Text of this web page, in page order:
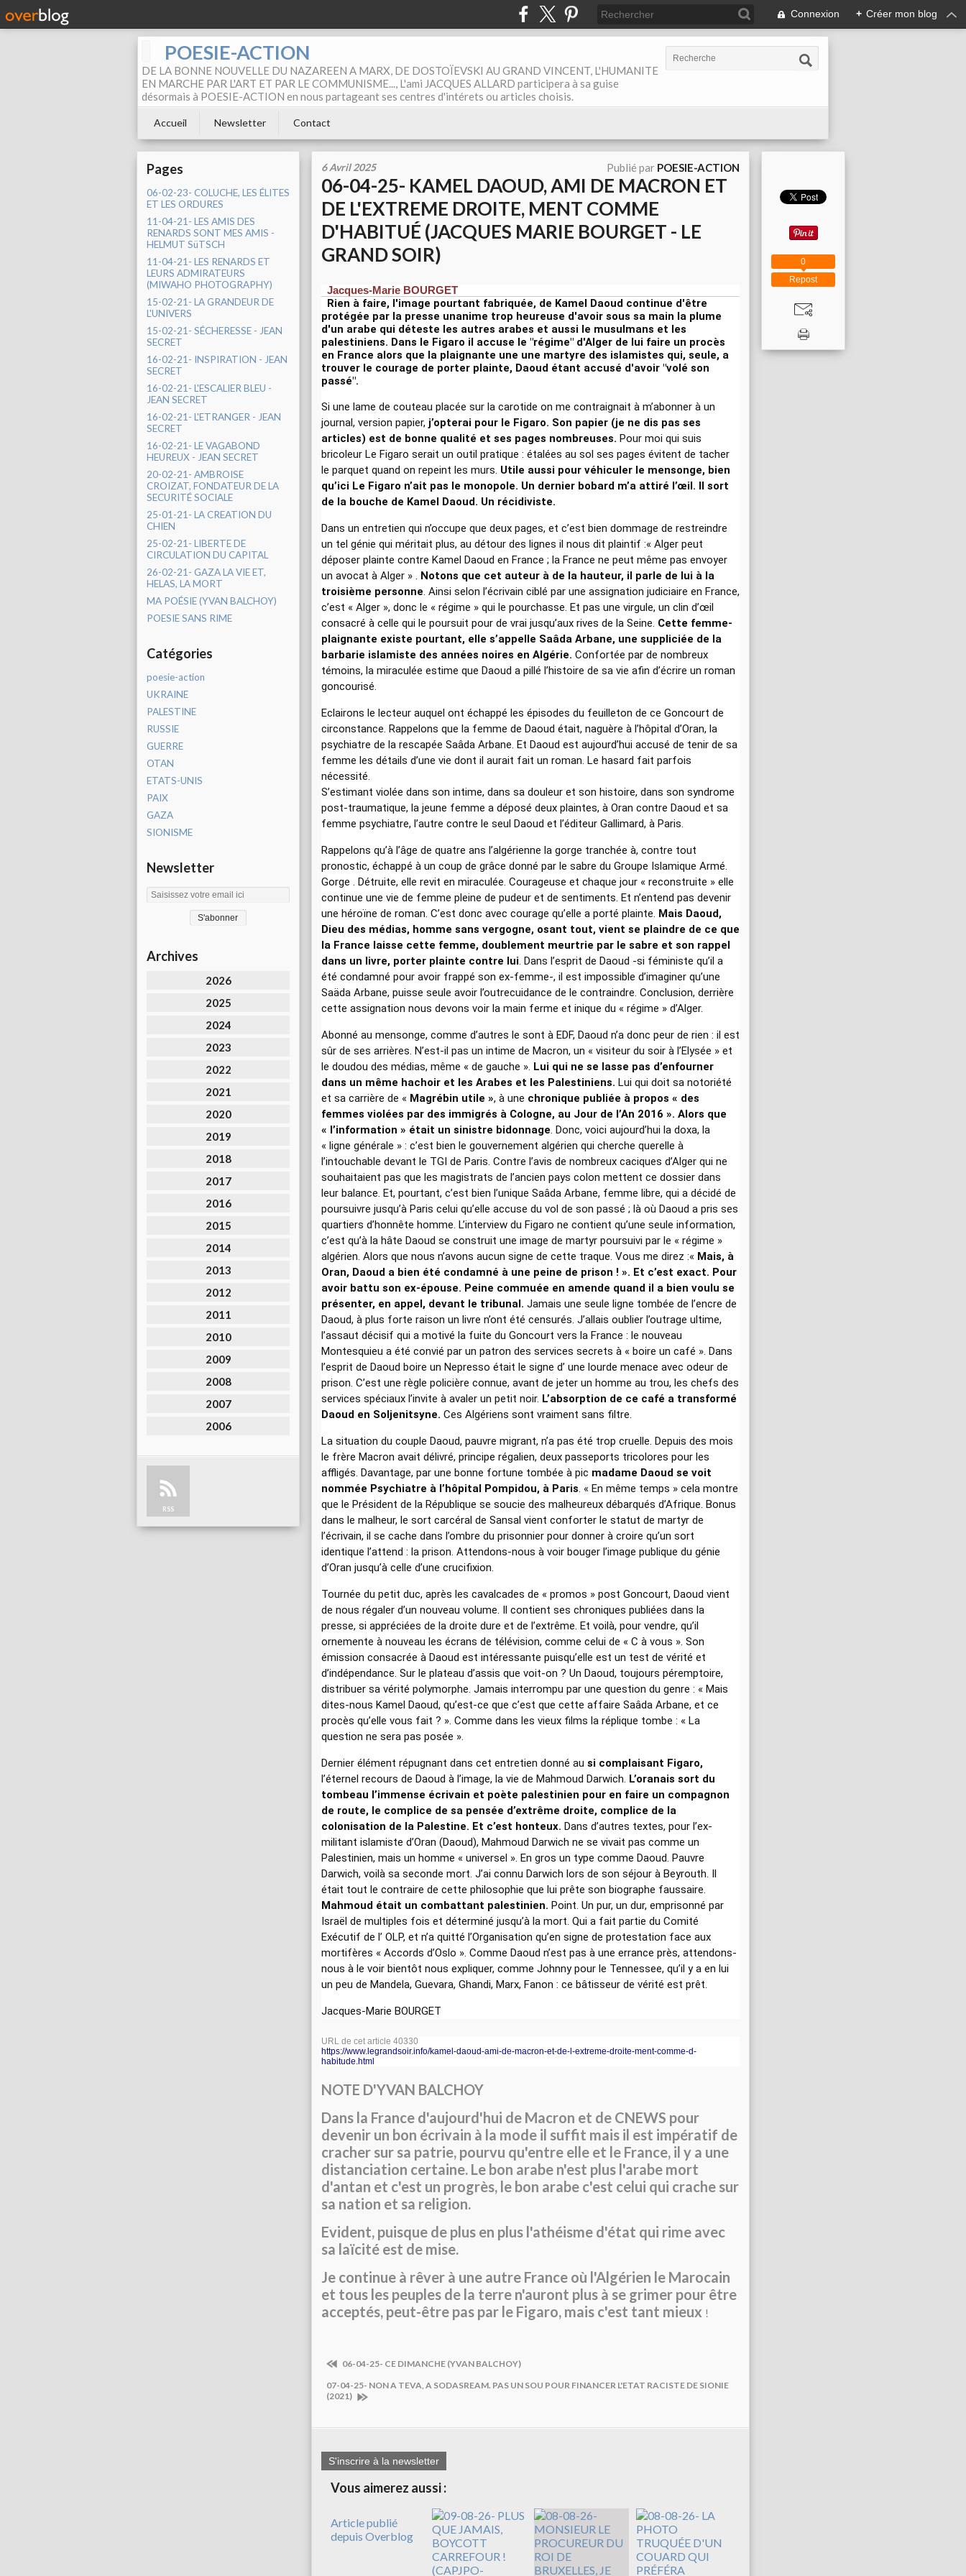
Connexion + Créer mon blog
POESIE-ACTION
DE LA BONNE NOUVELLE DU NAZAREEN A MARX, DE DOSTOÏEVSKI AU GRAND VINCENT, L'HUMANITE
EN MARCHE PAR L'ART ET PAR LE COMMUNISME..., L'ami JACQUES ALLARD participera à sa guise
désormais à POESIE-ACTION en nous partageant ses centres d'intérets ou articles choisis.
Accueil Newsletter Contact
Pages
06-02-23- COLUCHE, LES ÉLITES
ET LES ORDURES
11-04-21- LES AMIS DES
RENARDS SONT MES AMIS -
HELMUT SüTSCH
11-04-21- LES RENARDS ET
LEURS ADMIRATEURS
(MIWAHO PHOTOGRAPHY)
15-02-21- LA GRANDEUR DE
L'UNIVERS
15-02-21- SÉCHERESSE - JEAN
SECRET
16-02-21- INSPIRATION - JEAN
SECRET
16-02-21- L'ESCALIER BLEU -
JEAN SECRET
16-02-21- L'ETRANGER - JEAN
SECRET
16-02-21- LE VAGABOND
HEUREUX - JEAN SECRET
20-02-21- AMBROISE
CROIZAT, FONDATEUR DE LA
SECURITÉ SOCIALE
25-01-21- LA CREATION DU
CHIEN
25-02-21- LIBERTE DE
CIRCULATION DU CAPITAL
26-02-21- GAZA LA VIE ET,
HELAS, LA MORT
MA POÉSIE (YVAN BALCHOY)
POESIE SANS RIME
Catégories
poesie-action
UKRAINE
PALESTINE
RUSSIE
GUERRE
OTAN
ETATS-UNIS
PAIX
GAZA
SIONISME
Newsletter
Archives
2026
2025
2024
2023
2022
2021
2020
2019
2018
2017
2016
2015
2014
2013
2012
2011
2010
2009
2008
2007
2006
RSS
6 Avril 2025 Publié par POESIE-ACTION
06-04-25- KAMEL DAOUD, AMI DE MACRON ET
DE L'EXTREME DROITE, MENT COMME
D'HABITUÉ (JACQUES MARIE BOURGET - LE
GRAND SOIR)
Jacques-Marie BOURGET
Rien à faire, l'image pourtant fabriquée, de Kamel Daoud continue d'être
protégée par la presse unanime trop heureuse d'avoir sous sa main la plume
d'un arabe qui déteste les autres arabes et aussi le musulmans et les
palestiniens. Dans le Figaro il accuse le "régime" d'Alger de lui faire un procès
en France alors que la plaignante une une martyre des islamistes qui, seule, a
trouver le courage de porter plainte, Daoud étant accusé d'avoir "volé son
passé".
Si une lame de couteau placée sur la carotide on me contraignait à m’abonner à un
journal, version papier, j’opterai pour le Figaro. Son papier (je ne dis pas ses
articles) est de bonne qualité et ses pages nombreuses. Pour moi qui suis
bricoleur Le Figaro serait un outil pratique : étalées au sol ses pages évitent de tacher
le parquet quand on repeint les murs. Utile aussi pour véhiculer le mensonge, bien
qu’ici Le Figaro n’ait pas le monopole. Un dernier bobard m’a attiré l’œil. Il sort
de la bouche de Kamel Daoud. Un récidiviste.
Dans un entretien qui n’occupe que deux pages, et c’est bien dommage de restreindre
un tel génie qui méritait plus, au détour des lignes il nous dit plaintif :« Alger peut
déposer plainte contre Kamel Daoud en France ; la France ne peut même pas envoyer
un avocat à Alger » . Notons que cet auteur à de la hauteur, il parle de lui à la
troisième personne. Ainsi selon l’écrivain ciblé par une assignation judiciaire en France,
c’est « Alger », donc le « régime » qui le pourchasse. Et pas une virgule, un clin d’œil
consacré à celle qui le poursuit pour de vrai jusqu’aux rives de la Seine. Cette femme-
plaignante existe pourtant, elle s’appelle Saâda Arbane, une suppliciée de la
barbarie islamiste des années noires en Algérie. Confortée par de nombreux
témoins, la miraculée estime que Daoud a pillé l’histoire de sa vie afin d’écrire un roman
goncourisé.
Eclairons le lecteur auquel ont échappé les épisodes du feuilleton de ce Goncourt de
circonstance. Rappelons que la femme de Daoud était, naguère à l’hôpital d’Oran, la
psychiatre de la rescapée Saâda Arbane. Et Daoud est aujourd’hui accusé de tenir de sa
femme les détails d’une vie dont il aurait fait un roman. Le hasard fait parfois
nécessité.
S’estimant violée dans son intime, dans sa douleur et son histoire, dans son syndrome
post-traumatique, la jeune femme a déposé deux plaintes, à Oran contre Daoud et sa
femme psychiatre, l’autre contre le seul Daoud et l’éditeur Gallimard, à Paris.
Rappelons qu’à l’âge de quatre ans l’algérienne la gorge tranchée à, contre tout
pronostic, échappé à un coup de grâce donné par le sabre du Groupe Islamique Armé.
Gorge . Détruite, elle revit en miraculée. Courageuse et chaque jour « reconstruite » elle
continue une vie de femme pleine de pudeur et de sentiments. Et n’entend pas devenir
une héroïne de roman. C’est donc avec courage qu’elle a porté plainte. Mais Daoud,
Dieu des médias, homme sans vergogne, osant tout, vient se plaindre de ce que
la France laisse cette femme, doublement meurtrie par le sabre et son rappel
dans un livre, porter plainte contre lui. Dans l’esprit de Daoud -si féministe qu’il a
été condamné pour avoir frappé son ex-femme-, il est impossible d’imaginer qu’une
Saäda Arbane, puisse seule avoir l’outrecuidance de le contraindre. Conclusion, derrière
cette assignation nous devons voir la main ferme et inique du « régime » d’Alger.
Abonné au mensonge, comme d’autres le sont à EDF, Daoud n’a donc peur de rien : il est
sûr de ses arrières. N’est-il pas un intime de Macron, un « visiteur du soir à l’Elysée » et
le doudou des médias, même « de gauche ». Lui qui ne se lasse pas d’enfourner
dans un même hachoir et les Arabes et les Palestiniens. Lui qui doit sa notoriété
et sa carrière de « Magrébin utile », à une chronique publiée à propos « des
femmes violées par des immigrés à Cologne, au Jour de l’An 2016 ». Alors que
« l’information » était un sinistre bidonnage. Donc, voici aujourd’hui la doxa, la
« ligne générale » : c’est bien le gouvernement algérien qui cherche querelle à
l’intouchable devant le TGI de Paris. Contre l’avis de nombreux caciques d’Alger qui ne
souhaitaient pas que les magistrats de l’ancien pays colon mettent ce dossier dans
leur balance. Et, pourtant, c’est bien l’unique Saâda Arbane, femme libre, qui a décidé de
poursuivre jusqu’à Paris celui qu’elle accuse du vol de son passé ; là où Daoud a pris ses
quartiers d’honnête homme. L’interview du Figaro ne contient qu’une seule information,
c’est qu’à la hâte Daoud se construit une image de martyr poursuivi par le « régime »
algérien. Alors que nous n’avons aucun signe de cette traque. Vous me direz :« Mais, à
Oran, Daoud a bien été condamné à une peine de prison ! ». Et c’est exact. Pour
avoir battu son ex-épouse. Peine commuée en amende quand il a bien voulu se
présenter, en appel, devant le tribunal. Jamais une seule ligne tombée de l’encre de
Daoud, à plus forte raison un livre n’ont été censurés. J’allais oublier l’outrage ultime,
l’assaut décisif qui a motivé la fuite du Goncourt vers la France : le nouveau
Montesquieu a été convié par un patron des services secrets à « boire un café ». Dans
l’esprit de Daoud boire un Nepresso était le signe d’ une lourde menace avec odeur de
prison. C’est une règle policière connue, avant de jeter un homme au trou, les chefs des
services spéciaux l’invite à avaler un petit noir. L’absorption de ce café a transformé
Daoud en Soljenitsyne. Ces Algériens sont vraiment sans filtre.
La situation du couple Daoud, pauvre migrant, n’a pas été trop cruelle. Depuis des mois
le frère Macron avait délivré, principe régalien, deux passeports tricolores pour les
affligés. Davantage, par une bonne fortune tombée à pic madame Daoud se voit
nommée Psychiatre à l’hôpital Pompidou, à Paris. « En même temps » cela montre
que le Président de la République se soucie des malheureux débarqués d’Afrique. Bonus
dans le malheur, le sort carcéral de Sansal vient conforter le statut de martyr de
l’écrivain, il se cache dans l’ombre du prisonnier pour donner à croire qu’un sort
identique l’attend : la prison. Attendons-nous à voir bouger l’image publique du génie
d’Oran jusqu’à celle d’une crucifixion.
Tournée du petit duc, après les cavalcades de « promos » post Goncourt, Daoud vient
de nous régaler d’un nouveau volume. Il contient ses chroniques publiées dans la
presse, si appréciées de la droite dure et de l’extrême. Et voilà, pour vendre, qu’il
ornemente à nouveau les écrans de télévision, comme celui de « C à vous ». Son
émission consacrée à Daoud est intéressante puisqu’elle est un test de vérité et
d’indépendance. Sur le plateau d’assis que voit-on ? Un Daoud, toujours péremptoire,
distribuer sa vérité polymorphe. Jamais interrompu par une question du genre : « Mais
dites-nous Kamel Daoud, qu’est-ce que c’est que cette affaire Saâda Arbane, et ce
procès qu’elle vous fait ? ». Comme dans les vieux films la réplique tombe : « La
question ne sera pas posée ».
Dernier élément répugnant dans cet entretien donné au si complaisant Figaro,
l’éternel recours de Daoud à l’image, la vie de Mahmoud Darwich. L’oranais sort du
tombeau l’immense écrivain et poète palestinien pour en faire un compagnon
de route, le complice de sa pensée d’extrême droite, complice de la
colonisation de la Palestine. Et c’est honteux. Dans d’autres textes, pour l’ex-
militant islamiste d’Oran (Daoud), Mahmoud Darwich ne se vivait pas comme un
Palestinien, mais un homme « universel ». En gros un type comme Daoud. Pauvre
Darwich, voilà sa seconde mort. J’ai connu Darwich lors de son séjour à Beyrouth. Il
était tout le contraire de cette philosophie que lui prête son biographe faussaire.
Mahmoud était un combattant palestinien. Point. Un pur, un dur, emprisonné par
Israël de multiples fois et déterminé jusqu’à la mort. Qui a fait partie du Comité
Exécutif de l’ OLP, et n’a quitté l’Organisation qu’en signe de protestation face aux
mortifères « Accords d’Oslo ». Comme Daoud n’est pas à une errance près, attendons-
nous à le voir bientôt nous expliquer, comme Johnny pour le Tennessee, qu’il y a en lui
un peu de Mandela, Guevara, Ghandi, Marx, Fanon : ce bâtisseur de vérité est prêt.
Jacques-Marie BOURGET
URL de cet article 40330
https://www.legrandsoir.info/kamel-daoud-ami-de-macron-et-de-l-extreme-droite-ment-comme-d-
habitude.html
NOTE D'YVAN BALCHOY
Dans la France d'aujourd'hui de Macron et de CNEWS pour
devenir un bon écrivain à la mode il suffit mais il est impératif de
cracher sur sa patrie, pourvu qu'entre elle et le France, il y a une
distanciation certaine. Le bon arabe n'est plus l'arabe mort
d'antan et c'est un progrès, le bon arabe c'est celui qui crache sur
sa nation et sa religion.
Evident, puisque de plus en plus l'athéisme d'état qui rime avec
sa laïcité est de mise.
Je continue à rêver à une autre France où l'Algérien le Marocain
et tous les peuples de la terre n'auront plus à se grimer pour être
acceptés, peut-être pas par le Figaro, mais c'est tant mieux !
06-04-25- CE DIMANCHE (YVAN BALCHOY)
07-04-25- NON A TEVA, A SODASREAM. PAS UN SOU POUR FINANCER L'ETAT RACISTE DE SIONIE
(2021)
S'inscrire à la newsletter
Vous aimerez aussi :
Article publié
depuis Overblog
Repost
0